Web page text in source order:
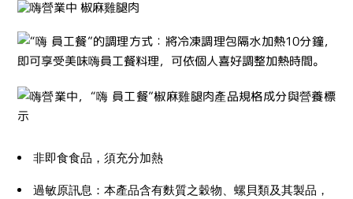
非即食食品，須充分加熱
過敏原訊息：本產品含有麩質之穀物、螺貝類及其製品，